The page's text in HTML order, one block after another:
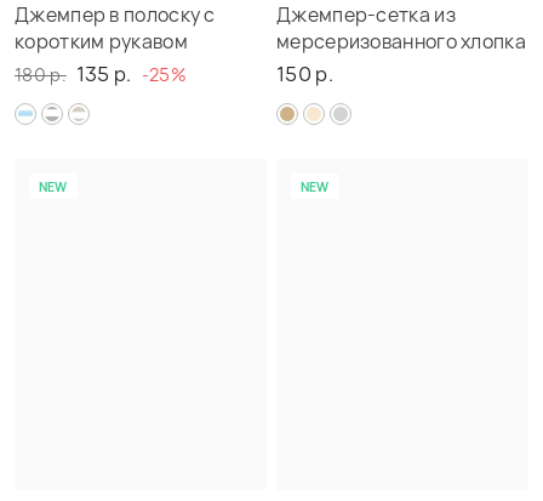
Джемпер в полоску с
коротким рукавом
180 р. 135 р. -25%
Джемпер-сетка из
мерсеризованного хлопка
150 р.
NEW NEW